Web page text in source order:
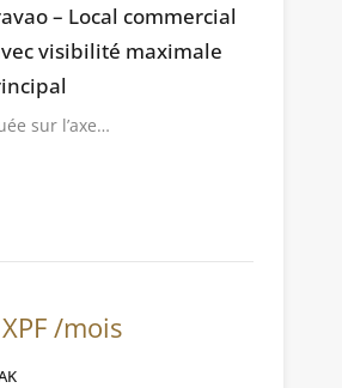
– Local commercial
visibilité maximale
sur l’axe…
/mois